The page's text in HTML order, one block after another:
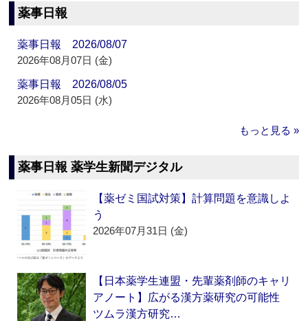
薬事日報
薬事日報 2026/08/07
2026年08月07日 (金)
薬事日報 2026/08/05
2026年08月05日 (水)
もっと見る »
薬事日報 薬学生新聞デジタル
【薬ゼミ国試対策】計算問題を意識しよ
う
2026年07月31日 (金)
【日本薬学生連盟・先輩薬剤師のキャリ
アノート】広がる漢方薬研究の可能性
ツムラ漢方研究…